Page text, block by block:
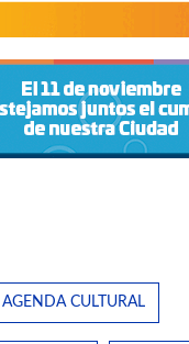
AGENDA CULTURAL